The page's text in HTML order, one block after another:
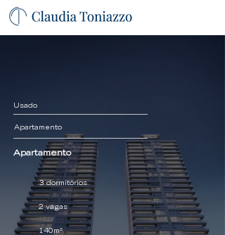
Usado
Apartamento
Apartamento
3 dormitórios
2 vagas
140m²